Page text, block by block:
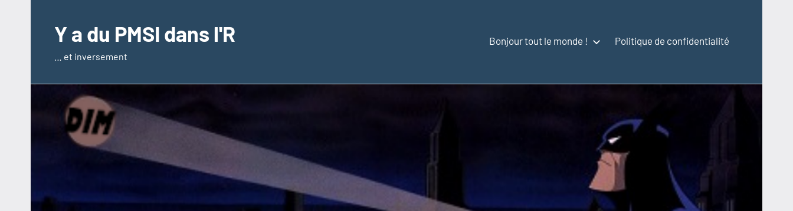
contenuY a du PMSI dans l'R
… et inversement
Bonjour tout le monde ! Politique de confidentialité